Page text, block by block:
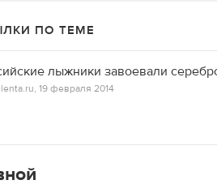
ПО ТЕМЕ
лыжники завоевали
19 февраля 2014